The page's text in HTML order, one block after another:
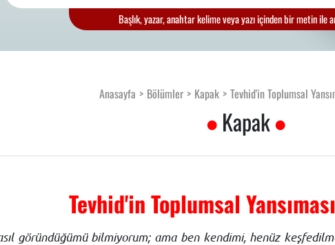
Başlık, yazar, anahtar kelime veya yazı içinden bir metin ile
Anasayfa Bölümler Kapak Tevhid'in Toplumsal
Kapak
Tevhid'in Toplumsal
göründüğümü bilmiyorum; ama ben kendimi, henüz